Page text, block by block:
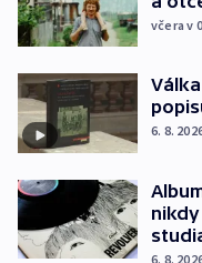
včera v
6. 8.
6. 8.